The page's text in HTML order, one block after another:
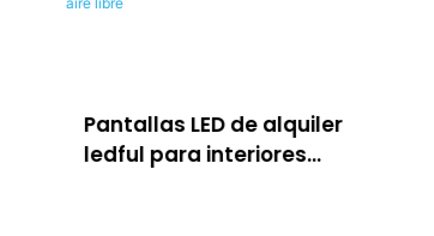
Pantallas LED de alquiler
ledful para interiores